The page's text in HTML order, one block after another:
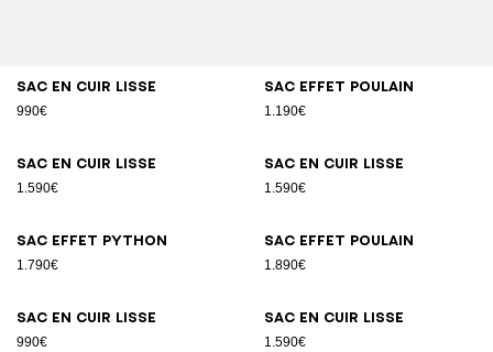
Sac en cuir lisse
990€
Sac effet poulain
1.190€
Sac en cuir lisse
1.590€
Sac en cuir lisse
1.590€
Sac effet python
1.790€
Sac effet poulain
1.890€
Sac en cuir lisse
990€
Sac en cuir lisse
1.590€